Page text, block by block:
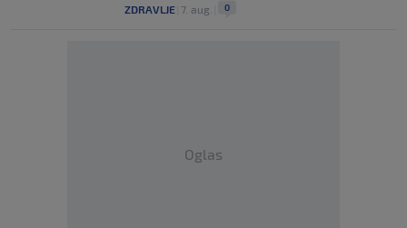
ZDRAVLJE 7. aug. 0
Oglas